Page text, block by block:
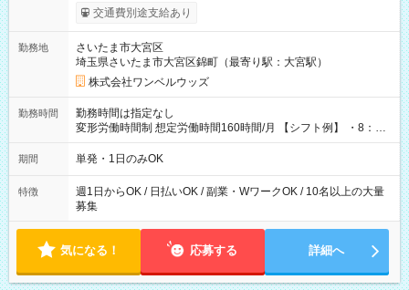
いOK！（規定あり） ┗働いたその日に現金GET♪ お仕事後はコ
ンビニATMから 日払い分を引き落とせます！ 【試用期間】試
交通費別途支給あり
勤務地
さいたま市大宮区
埼玉県さいたま市大宮区錦町（最寄り駅：大宮駅）
株式会社ワンベルウッズ
勤務時間
勤務時間は指定なし
変形労働時間制 想定労働時間160時間/月 【シフト例】 ・8：00
～21：00
期間 単発・1日のみOK
特徴
週1日からOK / 日払いOK / 副業・WワークOK / 10名以上の大量
募集
気になる！ 応募する 詳細へ